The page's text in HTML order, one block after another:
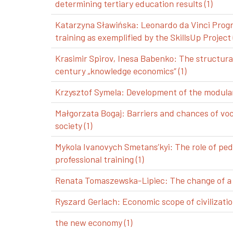
determining tertiary education results (1)
Katarzyna Sławińska: Leonardo da Vinci
training as exemplified by the SkillsUp Project
Krasimir Spirov, Inesa Babenko: The
century „knowledge economics” (1)
Krzysztof Symela: Development of the
Małgorzata Bogaj: Barriers and chances of
society (1)
Mykola Ivanovych Smetans’kyi: The role of
professional training (1)
Renata Tomaszewska-Lipiec: The change of
Ryszard Gerlach: Economic scope of
the new economy (1)